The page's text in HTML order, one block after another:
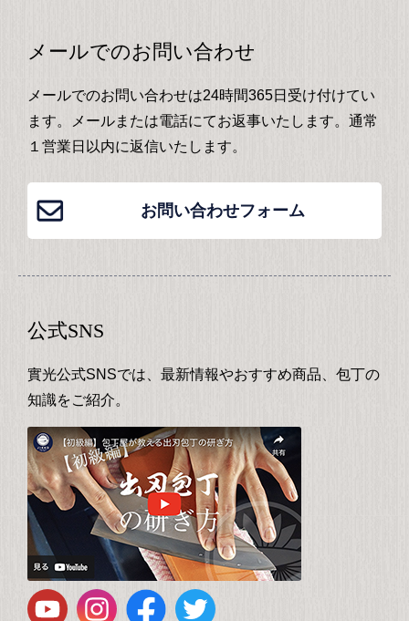
メールでのお問い合わせ
メールでのお問い合わせは24時間365日受け付けてい
ます。メールまたは電話にてお返事いたします。通常
１営業日以内に返信いたします。
お問い合わせフォーム
公式SNS
實光公式SNSでは、最新情報やおすすめ商品、包丁の
知識をご紹介。